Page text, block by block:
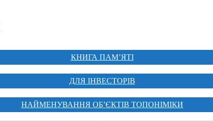
КНИГА ПАМ’ЯТІ
ДЛЯ ІНВЕСТОРІВ
НАЙМЕНУВАННЯ ОБ’ЄКТІВ ТОПОНІМІКИ